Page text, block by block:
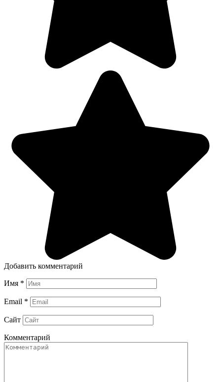
Добавить комментарий
Имя *
Email *
Сайт
Комментарий